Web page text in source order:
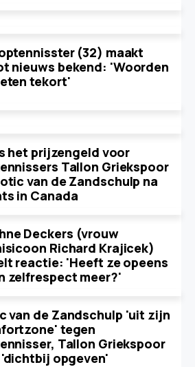
(32) maakt
nieuws bekend: 'Woorden
tekort'
het prijzengeld voor
Tallon Griekspoor
van de Zandschulp na
in Canada
Deckers (vrouw
Richard Krajicek)
reactie: 'Heeft ze opeens
zelfrespect meer?'
van de Zandschulp 'uit zijn
tegen
Tallon Griekspoor
opgeven'